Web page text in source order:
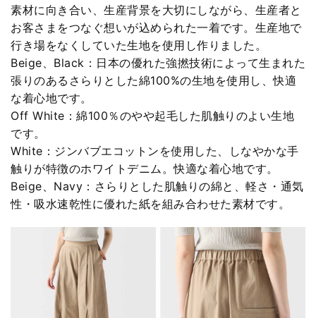
素材に向き合い、生産背景を大切にしながら、生産者と
お客さまをつなぐ想いが込められた一着です。生産地で
行き場をなくしていた生地を使用し作りました。
Beige、Black：日本の優れた強撚技術によって生まれた
張りのあるさらりとした綿100%の生地を使用し、快適
な着心地です。
Off White：綿100％のやや起毛した肌触りのよい生地
です。
White：ジンバブエコットンを使用した、しなやかな手
触りが特徴のホワイトデニム。快適な着心地です。
Beige、Navy：さらりとした肌触りの綿と、軽さ・通気
性・吸水速乾性に優れた紙を組み合わせた素材です。